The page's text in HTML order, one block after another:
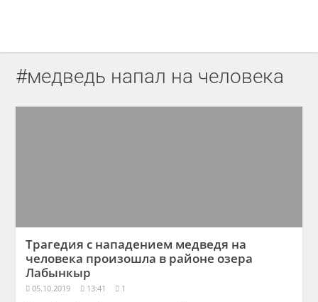
#медведь напал на человека
Трагедия с нападением медведя на
человека произошла в районе озера
Лабынкыр
05.10.2019 13:41 1